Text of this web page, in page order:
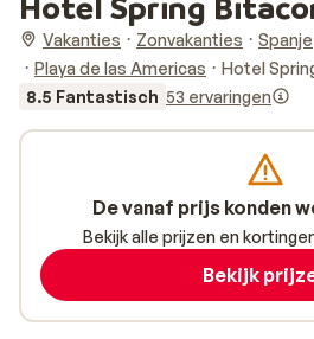
Vakanties Zonvakanties Spanje
Playa de las Americas
Hotel
8.5 Fantastisch 53 ervaringen
De vanaf prijs konden
Bekijk alle prijzen en
Bekijk